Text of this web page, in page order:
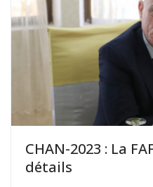
CHAN-2023 : La
détails